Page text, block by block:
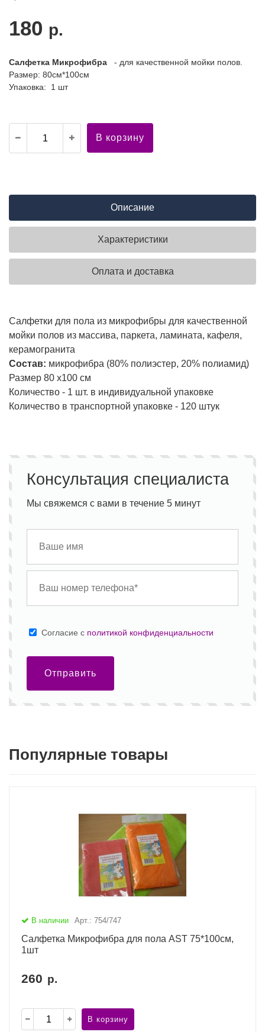
180 р.
Салфетка Микрофибра
- для качественной мойки полов.
Размер: 80см*100см
Упаковка: 1 шт
В корзину
Описание
Характеристики
Оплата и доставка
Салфетки для пола из микрофибры для качественной
мойки полов из массива, паркета, ламината, кафеля,
керамогранита
Состав: микрофибра (80% полиэстер, 20% полиамид)
Размер 80 х100 см
Количество - 1 шт. в индивидуальной упаковке
Количество в транспортной упаковке - 120 штук
Консультация специалиста
Мы свяжемся с вами в течение 5 минут
Cогласие с политикой конфиденциальности
Отправить
Популярные товары
В наличии Арт.: 754/747
Салфетка Микрофибра для пола AST 75*100см,
1шт
260 р.
В корзину